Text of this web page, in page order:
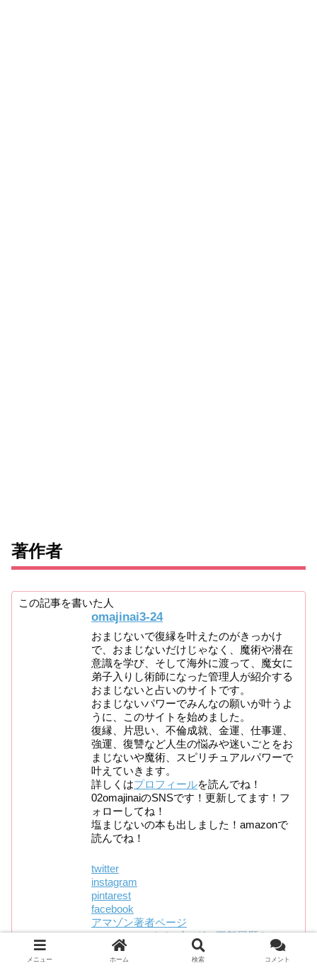
著作者
この記事を書いた人
omajinai3-24
おまじないで復縁を叶えたのがきっかけ
で、おまじないだけじゃなく、魔術や潜在
意識を学び、そして海外に渡って、魔女に
弟子入りし術師になった管理人が紹介する
おまじないと占いのサイトです。
おまじないパワーでみんなの願いが叶うよ
うに、このサイトを始めました。
復縁、片思い、不倫成就、金運、仕事運、
強運、復讐など人生の悩みや迷いごとをお
まじないや魔術、スピリチュアルパワーで
叶えていきます。
詳しくはプロフィールを読んでね！
02omajinaiのSNSです！更新してます！フ
ォローしてね！
塩まじないの本も出しました！amazonで
読んでね！
twitter
instagram
pintarest
facebook
アマゾン著者ページ
amazon.comならブログの更新履歴も！
youtubeチャンネルも始めました！登録して
ね！
メニュー ホーム 検索 コメント